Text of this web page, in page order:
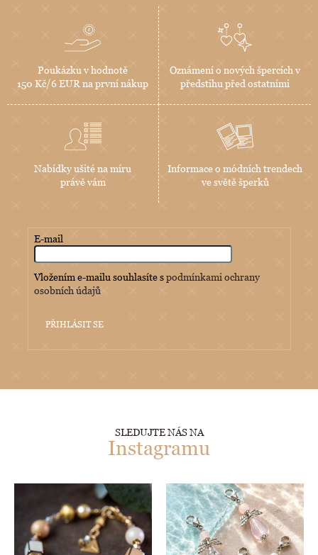
Poukázku v hodnotě
150 Kč/6 EUR na první nákup
Oznámení o nových špercích v
předstihu před ostatními
Nabídky ušité na míru
právě vám
Informace o módních trendech
ve světě šperků
E-mail
Vložením e-mailu souhlasíte spodmínkami ochrany
osobních údajů
PŘIHLÁSIT SE
SLEDUJTE NÁS NA
Instagramu